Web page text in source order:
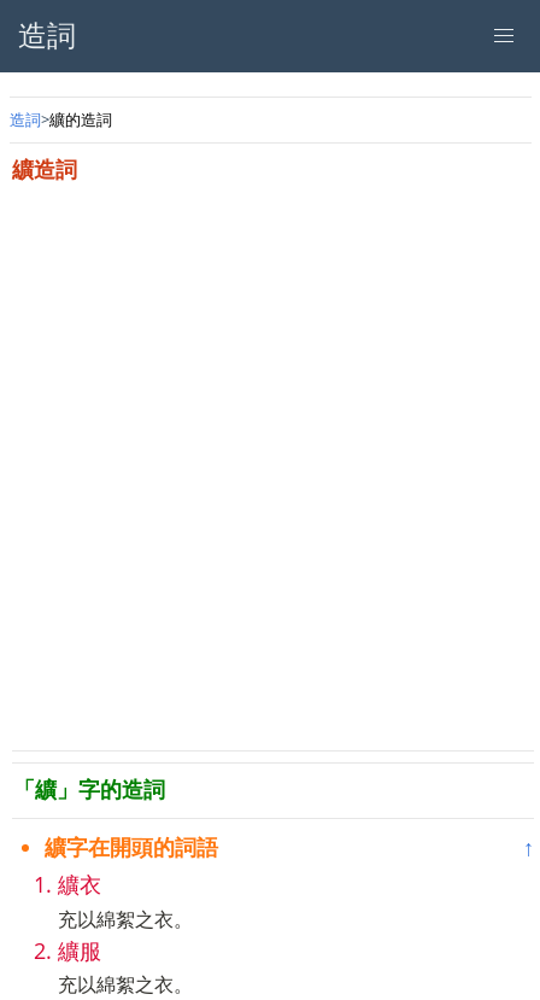
造詞
造詞 纊的造詞
纊造詞
「纊」字的造詞
纊字在開頭的詞語
↑
纊衣
充以綿絮之衣。
纊服
充以綿絮之衣。